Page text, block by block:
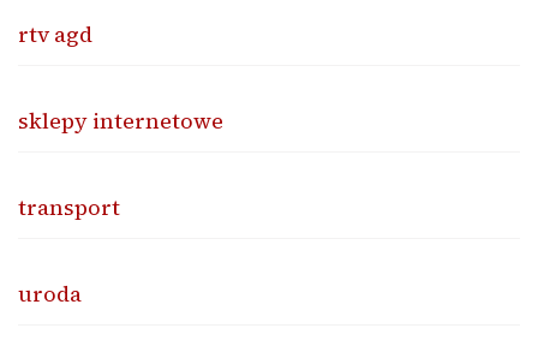
rtv agd
sklepy internetowe
transport
uroda